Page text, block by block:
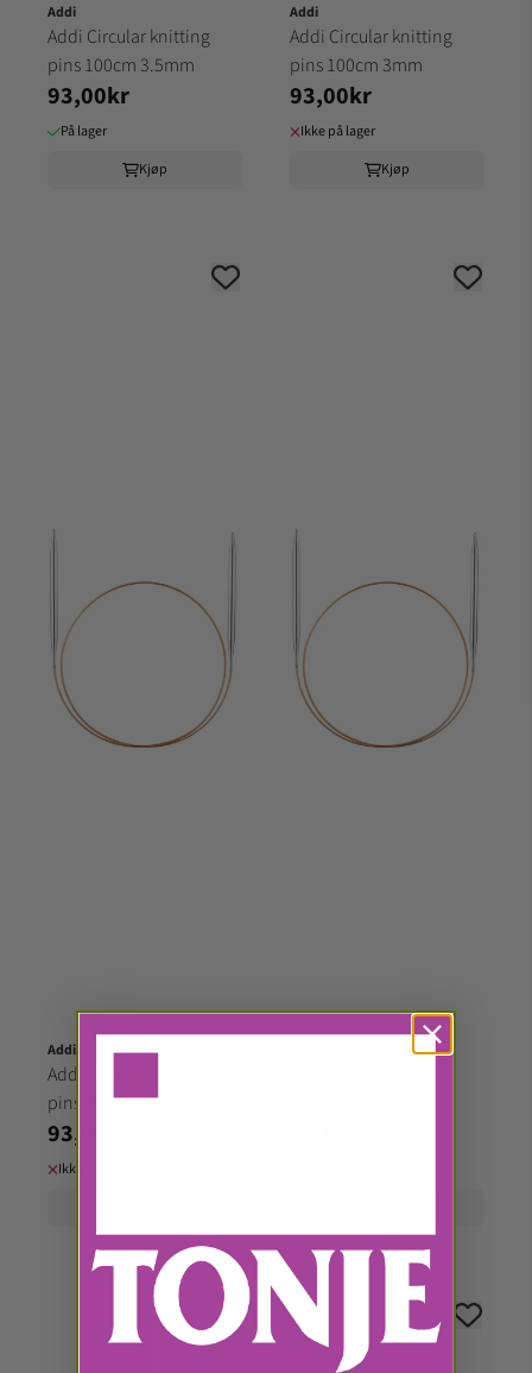
Addi
Addi Circular knitting
pins 100cm 3.5mm
93,00kr
På lager
Kjøp
Addi
Addi Circular knitting
pins 100cm 3mm
93,00kr
Ikke på lager
Kjøp
Addi
Addi Circular knitting
pins 30cm 2.5mm
93,00kr
Ikke på lager